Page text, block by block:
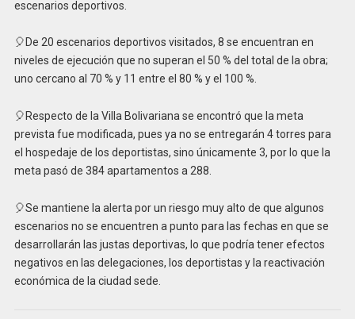
escenarios deportivos.
🎈De 20 escenarios deportivos visitados, 8 se encuentran en
niveles de ejecución que no superan el 50 % del total de la obra;
uno cercano al 70 % y 11 entre el 80 % y el 100 %.
🎈Respecto de la Villa Bolivariana se encontró que la meta
prevista fue modificada, pues ya no se entregarán 4 torres para
el hospedaje de los deportistas, sino únicamente 3, por lo que la
meta pasó de 384 apartamentos a 288.
🎈Se mantiene la alerta por un riesgo muy alto de que algunos
escenarios no se encuentren a punto para las fechas en que se
desarrollarán las justas deportivas, lo que podría tener efectos
negativos en las delegaciones, los deportistas y la reactivación
económica de la ciudad sede.